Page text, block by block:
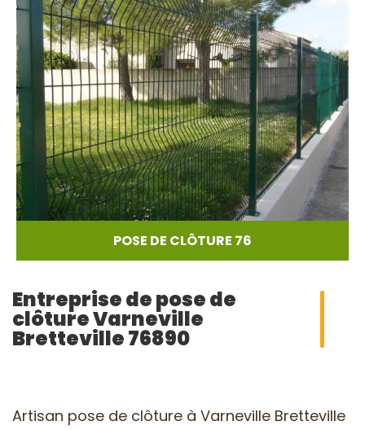
POSE DE CLÔTURE 76
Entreprise de pose de
clôture Varneville
Bretteville 76890
Artisan pose de clôture à Varneville Bretteville